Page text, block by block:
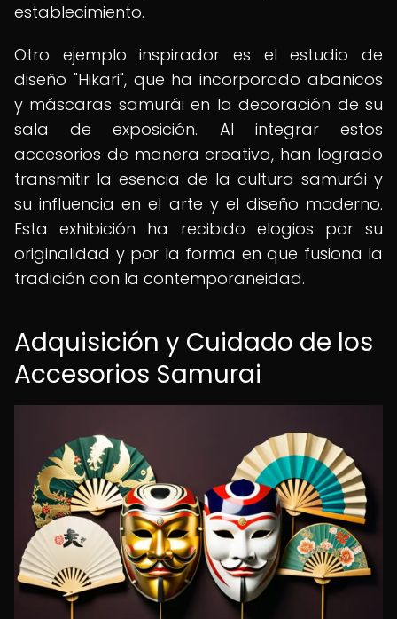
establecimiento.
Otro ejemplo inspirador es el estudio de
diseño "Hikari", que ha incorporado abanicos
y máscaras samurái en la decoración de su
sala de exposición. Al integrar estos
accesorios de manera creativa, han logrado
transmitir la esencia de la cultura samurái y
su influencia en el arte y el diseño moderno.
Esta exhibición ha recibido elogios por su
originalidad y por la forma en que fusiona la
tradición con la contemporaneidad.
Adquisición y Cuidado de los
Accesorios Samurai